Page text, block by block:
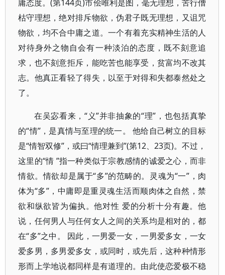
庸态度。(第144页)市侩唯利是图，毫无理想，苦行僧
枯守理想，绝对排斥物欲，伪君子既无理想，又诅咒
物欲，均不合中庸之道。一个有着充实精神生活的人
对待身外之物自会有一种淡泊的态度，既不刻意追
求，也不刻意拒斥，能吃苦也能享受，贫富均不改其
志。他真正看轻了得失，以至于对得和失都泰然处之
了。
在吴宓看来，“义”并非抽象的“理”，也包括真挚
的“情”，是真情与至理的统一。 他给自己树立的目标
是“情智双修”，或曰“情理兼到”(第12、23页)。不过，
这里的“情 ”指一种类似于宗教感情的诚爱之心，而非
情欲。情欲却是属于“多”的范畴的。灵魂为“一”，肉
体为“多”，中庸即是重灵魂生活而顺肉体之自然，禁
欲和纵欲皆为偏执。他对性 爱的分析十分有趣。他
说，任何男人与任何女人之间的关系均是相对的，都
在“多”之中。 因此，一男爱一女，一男爱多女，一女
爱多男，多男爱多女，或同时，或先后，这种种情形
形而上学地说都同样是有道理的。由此使恋爱极不稳